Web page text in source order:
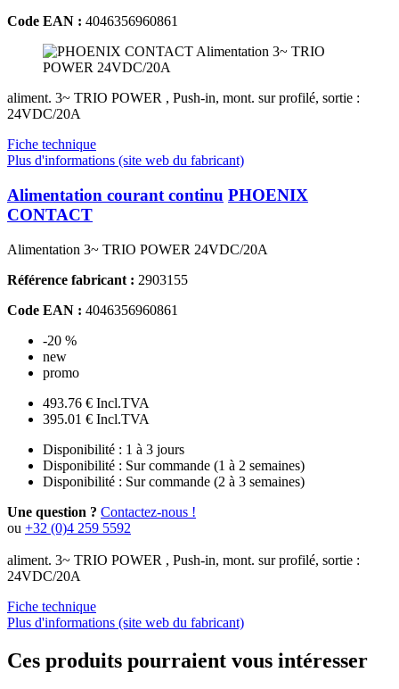
Code EAN : 4046356960861
aliment. 3~ TRIO POWER , Push-in, mont. sur profilé, sortie :
24VDC/20A
Fiche technique
Plus d'informations (site web du fabricant)
Alimentation courant continu PHOENIX
CONTACT
Alimentation 3~ TRIO POWER 24VDC/20A
Référence fabricant : 2903155
Code EAN : 4046356960861
-20 %
new
promo
493.76 € Incl.TVA
395.01 € Incl.TVA
Disponibilité : 1 à 3 jours
Disponibilité : Sur commande (1 à 2 semaines)
Disponibilité : Sur commande (2 à 3 semaines)
Une question ? Contactez-nous !
ou +32 (0)4 259 5592
aliment. 3~ TRIO POWER , Push-in, mont. sur profilé, sortie :
24VDC/20A
Fiche technique
Plus d'informations (site web du fabricant)
Ces produits pourraient vous intéresser